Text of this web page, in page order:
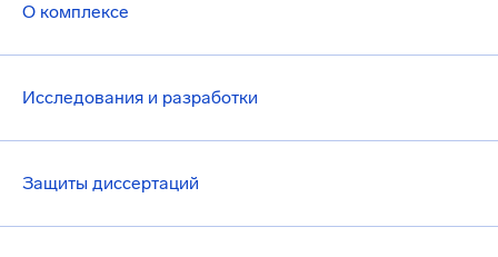
О комплексе
Исследования и разработки
Защиты диссертаций